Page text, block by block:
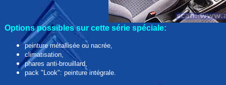
Options possibles sur cette série spéciale:
peinture métallisée ou nacrée,
climatisation,
phares anti-brouillard,
pack "Look": peinture intégrale.